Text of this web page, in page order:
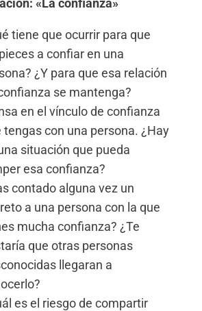
«La confianza»
tiene que ocurrir para que
a confiar en una
¿Y para que esa relación
se mantenga?
en el vínculo de confianza
tengas con una persona. ¿Hay
situación que pueda
esa confianza?
contado alguna vez un
a una persona con la que
mucha confianza? ¿Te
que otras personas
llegaran a
es el riesgo de compartir